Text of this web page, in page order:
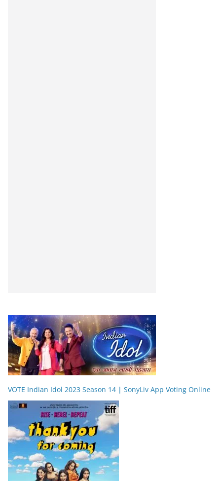
VOTE Indian Idol 2023 Season 14 | SonyLiv App Voting Online